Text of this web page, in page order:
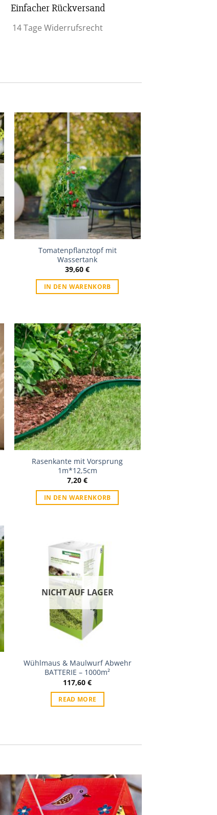
Einfacher Rückversand
14 Tage Widerrufsrecht
Zur Wunschliste
Tomatenpflanztopf mit
Wassertank
39,60€
IN DEN WARENKORB
Zur Wunschliste
Rasenkante mit Vorsprung
1m*12,5cm
7,20€
IN DEN WARENKORB
Zur Wunschliste
NICHT AUF LAGER
Wühlmaus & Maulwurf Abwehr
BATTERIE – 1000m²
117,60€
READ MORE